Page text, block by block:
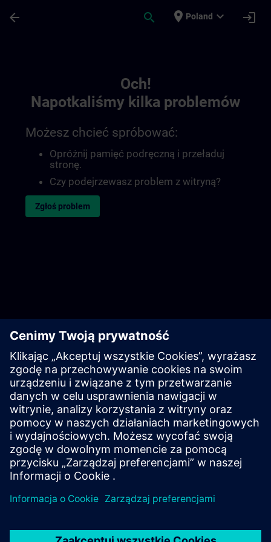
arrow_back search place Poland expand_more login
Och!
Napotkaliśmy kilka problemów
Możesz chcieć spróbować:
Opróżnij pamięć podręczną i przeładuj
stronę.
Czy podejrzewasz problem z witryną?
Zgłoś problem